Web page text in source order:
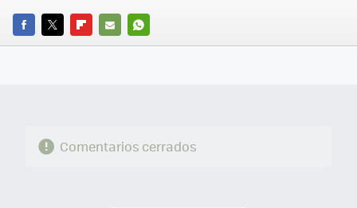
FACEBOOK
TWITTERFLIPBOARD
E-
WHATSAPP
Comentarios cerrados